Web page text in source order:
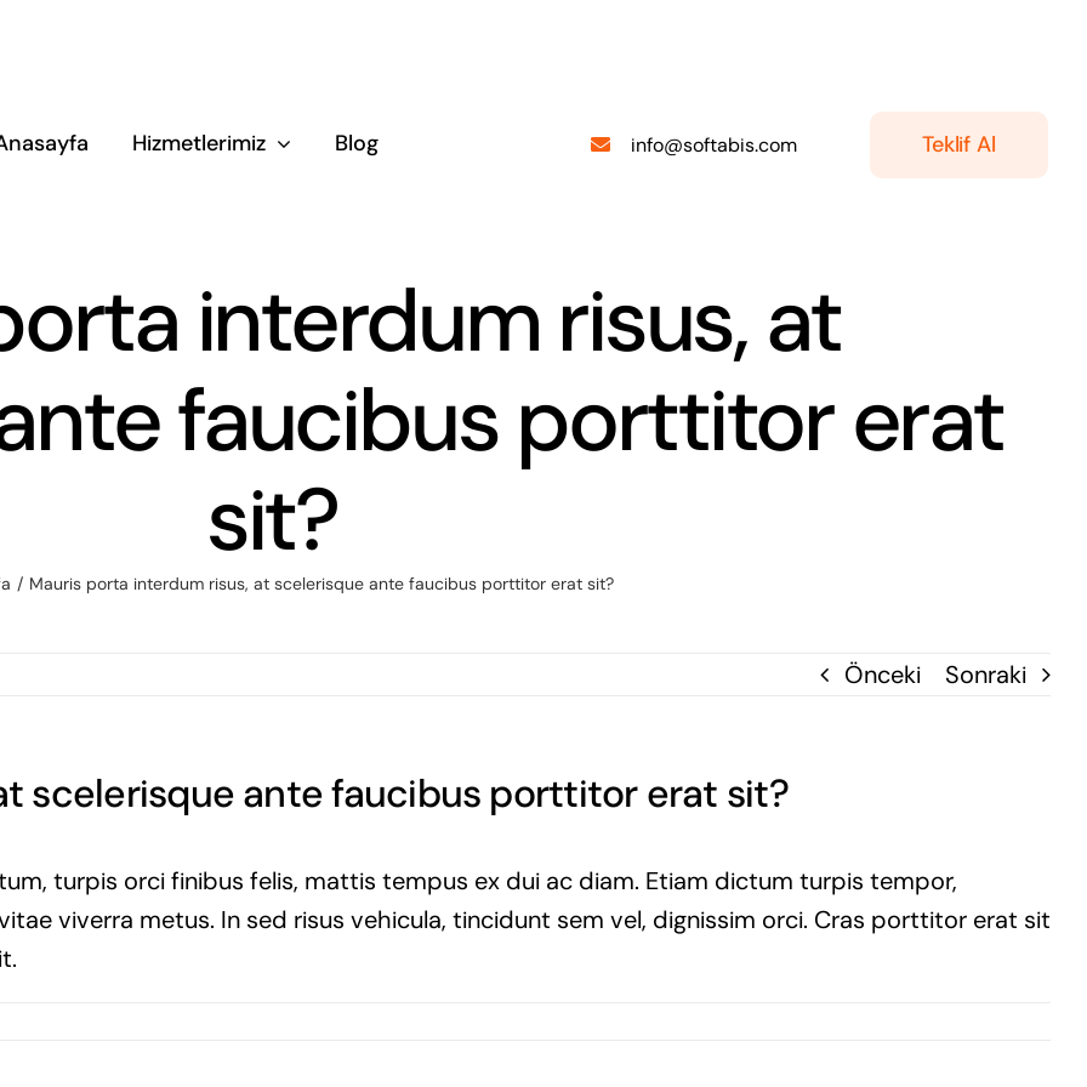
Hizmetlerimiz Blog info@softabis.com Teklif Al
interdum risus, at
faucibus porttitor erat
sit?
Mauris porta interdum risus, at scelerisque ante faucibus porttitor erat sit?
Önceki Sonraki
scelerisque ante faucibus porttitor erat sit?
turpis orci finibus felis, mattis tempus ex dui ac diam. Etiam dictum turpis tempor,
viverra metus. In sed risus vehicula, tincidunt sem vel, dignissim orci. Cras porttitor erat sit